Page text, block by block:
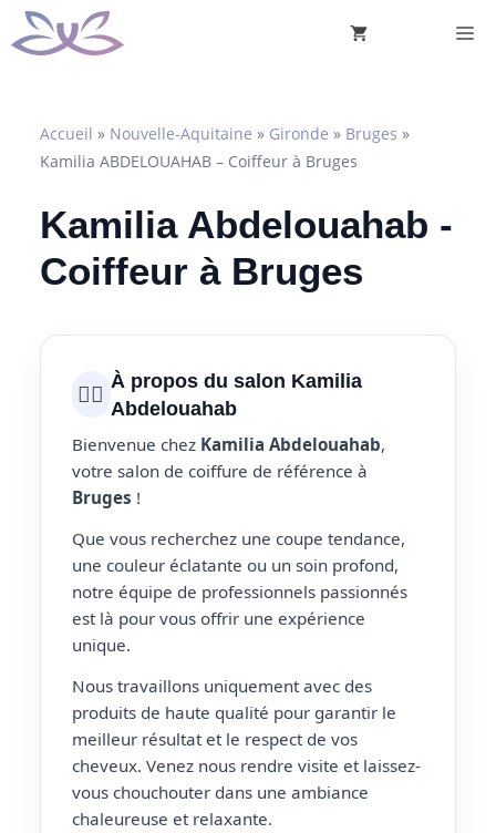
Aller
au
Accueil » Nouvelle-Aquitaine » Gironde » Bruges »
Kamilia ABDELOUAHAB – Coiffeur à Bruges
Kamilia Abdelouahab -
Coiffeur à Bruges
💇‍♀️ À propos du salon Kamilia
Abdelouahab
Bienvenue chez Kamilia Abdelouahab,
votre salon de coiffure de référence à
Bruges !
Que vous recherchez une coupe tendance,
une couleur éclatante ou un soin profond,
notre équipe de professionnels passionnés
est là pour vous offrir une expérience
unique.
Nous travaillons uniquement avec des
produits de haute qualité pour garantir le
meilleur résultat et le respect de vos
cheveux. Venez nous rendre visite et laissez-
vous chouchouter dans une ambiance
chaleureuse et relaxante.